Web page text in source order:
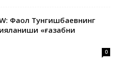
Фаол Тунгишбаевнинг
«ғазабни
0